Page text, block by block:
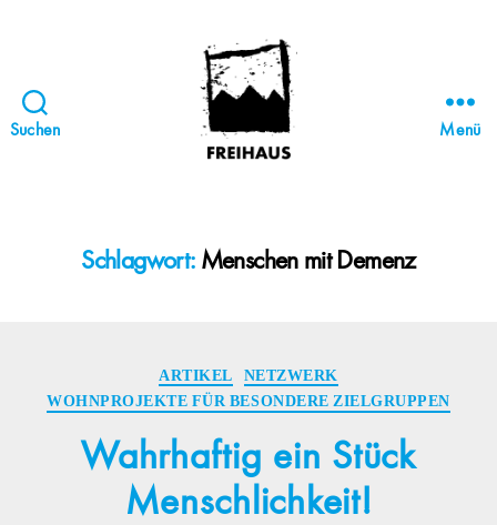
Suchen
STATTBAU
HAMBURG
Menü
Schlagwort: Menschen mit Demenz
Kategorien
ARTIKEL
NETZWERK
WOHNPROJEKTE FÜR BESONDERE ZIELGRUPPEN
Wahrhaftig ein Stück
Menschlichkeit!